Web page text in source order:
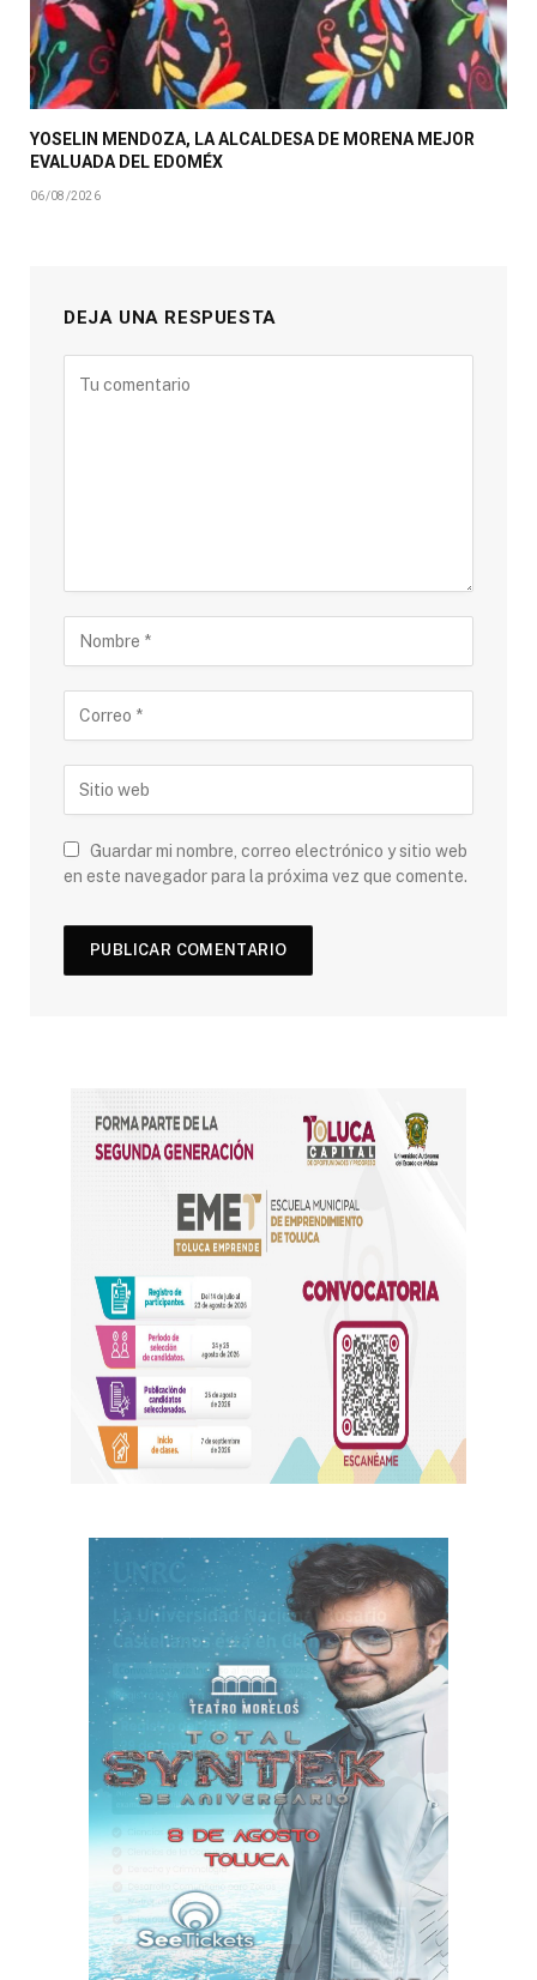
YOSELIN MENDOZA, LA ALCALDESA DE MORENA MEJOR
EVALUADA DEL EDOMÉX
06/08/2026
DEJA UNA RESPUESTA
Guardar mi nombre, correo electrónico y sitio web
en este navegador para la próxima vez que comente.